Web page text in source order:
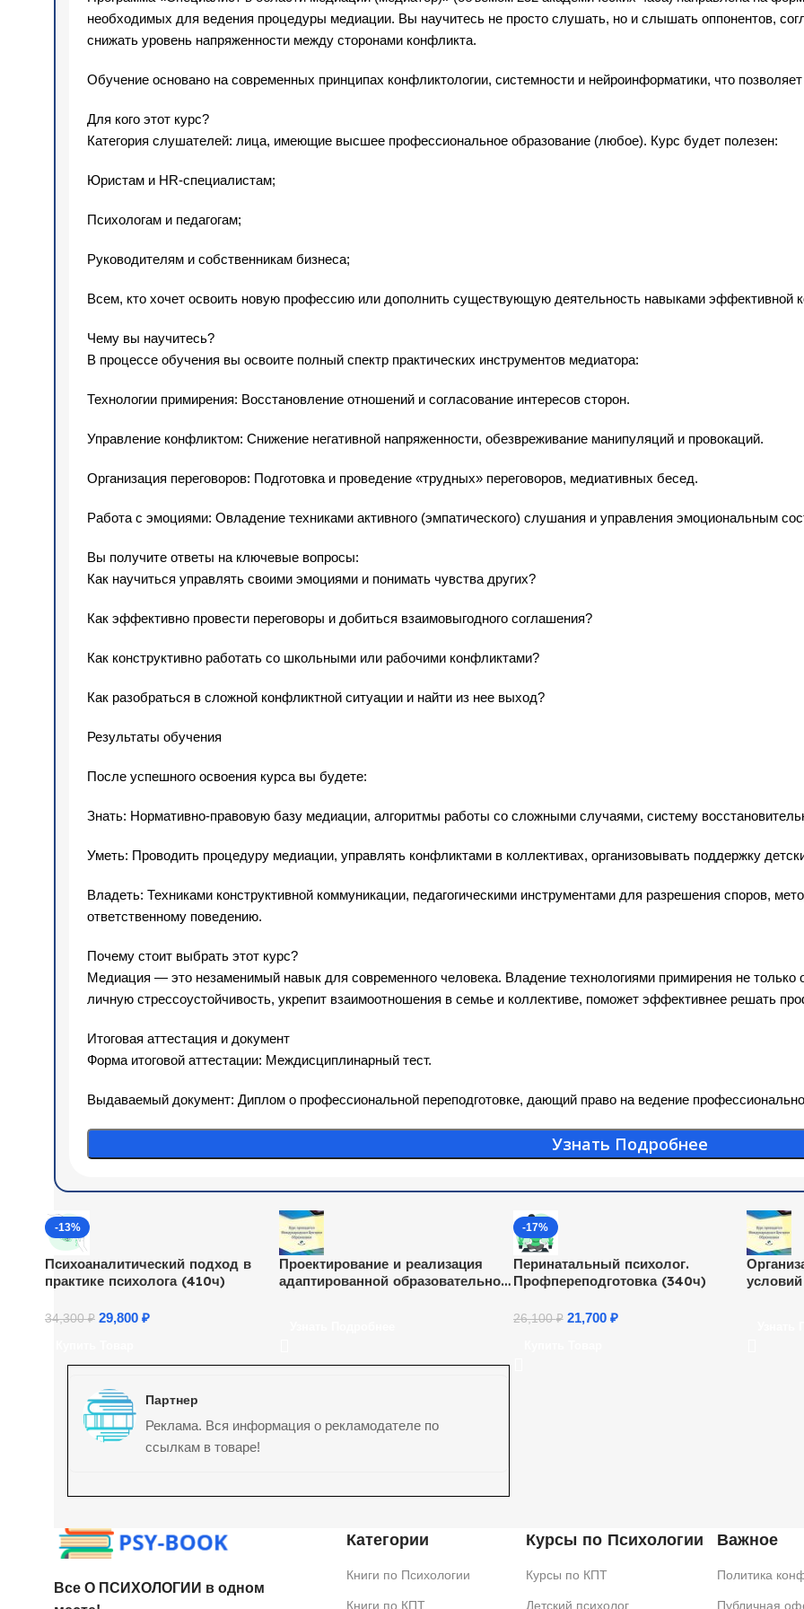
необходимых для ведения процедуры медиации. Вы научитесь не просто слушать, но и слышать оппонентов,
снижать уровень напряженности между сторонами конфликта.
Обучение основано на современных принципах конфликтологии, системности и нейроинформатики, что
Для кого этот курс?
Категория слушателей: лица, имеющие высшее профессиональное образование (любое). Курс будет полезен:
Юристам и HR-специалистам;
Психологам и педагогам;
Руководителям и собственникам бизнеса;
Всем, кто хочет освоить новую профессию или дополнить существующую деятельность навыками эффективной
Чему вы научитесь?
В процессе обучения вы освоите полный спектр практических инструментов медиатора:
Технологии примирения: Восстановление отношений и согласование интересов сторон.
Управление конфликтом: Снижение негативной напряженности, обезвреживание манипуляций и провокаций.
Организация переговоров: Подготовка и проведение «трудных» переговоров, медиативных бесед.
Работа с эмоциями: Овладение техниками активного (эмпатического) слушания и управления эмоциональным
Вы получите ответы на ключевые вопросы:
Как научиться управлять своими эмоциями и понимать чувства других?
Как эффективно провести переговоры и добиться взаимовыгодного соглашения?
Как конструктивно работать со школьными или рабочими конфликтами?
Как разобраться в сложной конфликтной ситуации и найти из нее выход?
Результаты обучения
После успешного освоения курса вы будете:
Знать: Нормативно-правовую базу медиации, алгоритмы работы со сложными случаями, систему
Уметь: Проводить процедуру медиации, управлять конфликтами в коллективах, организовывать поддержку
Владеть: Техниками конструктивной коммуникации, педагогическими инструментами для разрешения споров,
ответственному поведению.
Почему стоит выбрать этот курс?
Медиация — это незаменимый навык для современного человека. Владение технологиями примирения не
личную стрессоустойчивость, укрепит взаимоотношения в семье и коллективе, поможет эффективнее решать
Итоговая аттестация и документ
Форма итоговой аттестации: Междисциплинарный тест.
Выдаваемый документ: Диплом о профессиональной переподготовке, дающий право на ведение
Узнать Подробнее
-13%
Психоаналитический подход в
практике психолога (410ч)
34,300₽ 29,800 ₽
Проектирование и реализация
адаптированной образовательной
-17%
Перинатальный психолог.
Профпереподготовка (340ч)
26,100₽ 21,700 ₽
Партнер
Реклама. Вся информация о рекламодателе по
ссылкам в товаре!
Все О ПСИХОЛОГИИ в одном
Категории
Книги по Психологии
Книги по КПТ
Курсы по Психологии
Курсы по КПТ
Детский психолог
Важное
Политика
Публичная